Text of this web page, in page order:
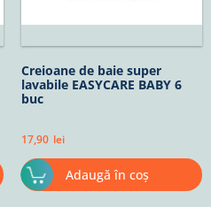
Creioane de baie super
lavabile EASYCARE BABY 6
buc
17,90 lei
Adaugă în coș